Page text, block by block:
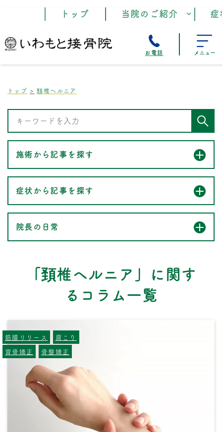
トップ 当院のご紹介
お電話 メニュー
トップ 頚椎ヘルニア
施術から記事を探す
症状から記事を探す
院長の日常
「頚椎ヘルニア」に関す
るコラム一覧
筋膜リリース
肩こり
背骨矯正
骨盤矯正